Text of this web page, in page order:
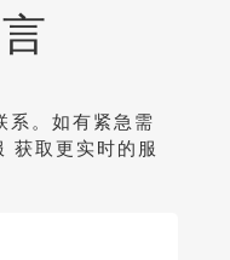
系。如有紧急需
获取更实时的服